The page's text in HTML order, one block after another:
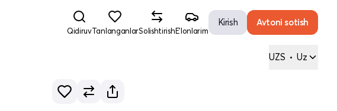
QidiruvTanlanganlarSolishtirishE'lonlarim
Kirish Avtoni sotish
UZS • Uz